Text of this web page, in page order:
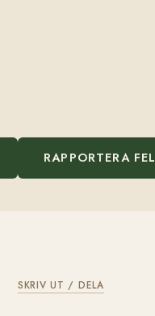
RAPPORTERA FEL
SKRIV UT / DELA